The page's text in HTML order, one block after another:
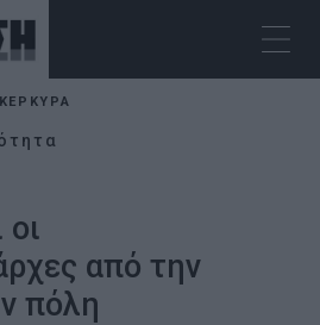
ΚΕΡΚΥΡΑ
από την
πόλη